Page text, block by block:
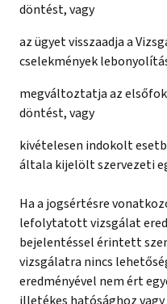
döntést, vagy
az ügyet visszaadja a
cselekmények
megváltoztatja az
döntést, vagy
kivételesen indokolt
általa kijelölt szervezeti
Ha a jogsértésre
lefolytatott vizsgálat
bejelentéssel érintett
vizsgálatra nincs
eredményével nem ért